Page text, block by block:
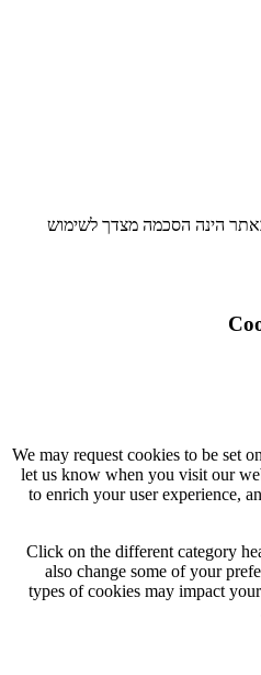
הסכמה מצדך לשימוש
We may request cookies to be
let us know when you visit
to enrich your user
Click on the different
also change some of
types of cookies may